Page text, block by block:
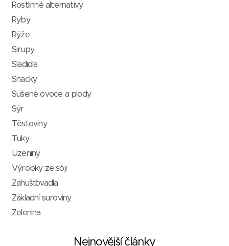
Rostlinné alternativy
Ryby
Rýže
Sirupy
Sladidla
Snacky
Sušené ovoce a plody
Sýr
Těstoviny
Tuky
Uzeniny
Výrobky ze sóji
Zahušťovadla
Základní suroviny
Zelenina
Nejnovější články